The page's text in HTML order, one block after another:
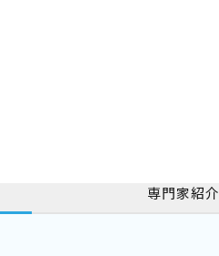
専門家紹介